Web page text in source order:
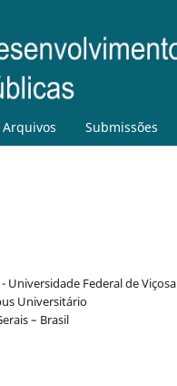
Arquivos Submissões
Universidade Federal de Viçosa
Universitário
– Brasil